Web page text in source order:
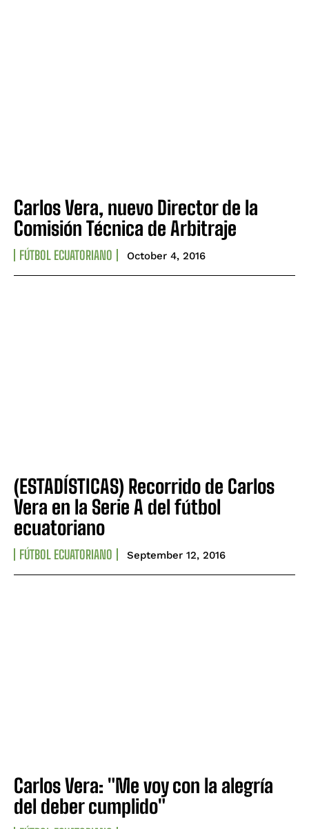
Carlos Vera, nuevo Director de la
Comisión Técnica de Arbitraje
FÚTBOL ECUATORIANO October 4, 2016
(ESTADÍSTICAS) Recorrido de Carlos
Vera en la Serie A del fútbol
ecuatoriano
FÚTBOL ECUATORIANO September 12, 2016
Carlos Vera: "Me voy con la alegría
del deber cumplido"